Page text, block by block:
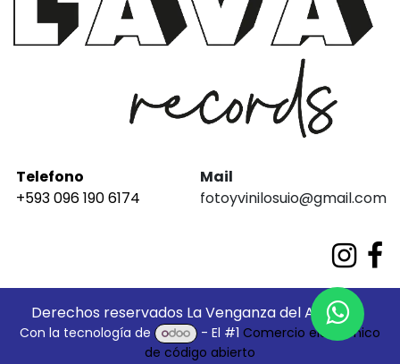
Telefono
+593 096 190 6174
Mail
fotoyvinilosuio@gmail.com
Derechos reservados La Venganza del Análogo
Con la tecnología de - El #1Comercio electrónico
de código abierto